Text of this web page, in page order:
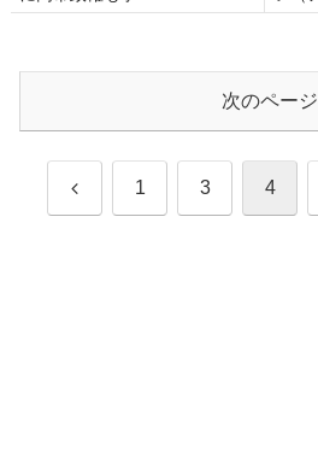
次のページ
前 1 3 4